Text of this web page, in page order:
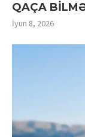
QAÇA
İyun 8, 2026